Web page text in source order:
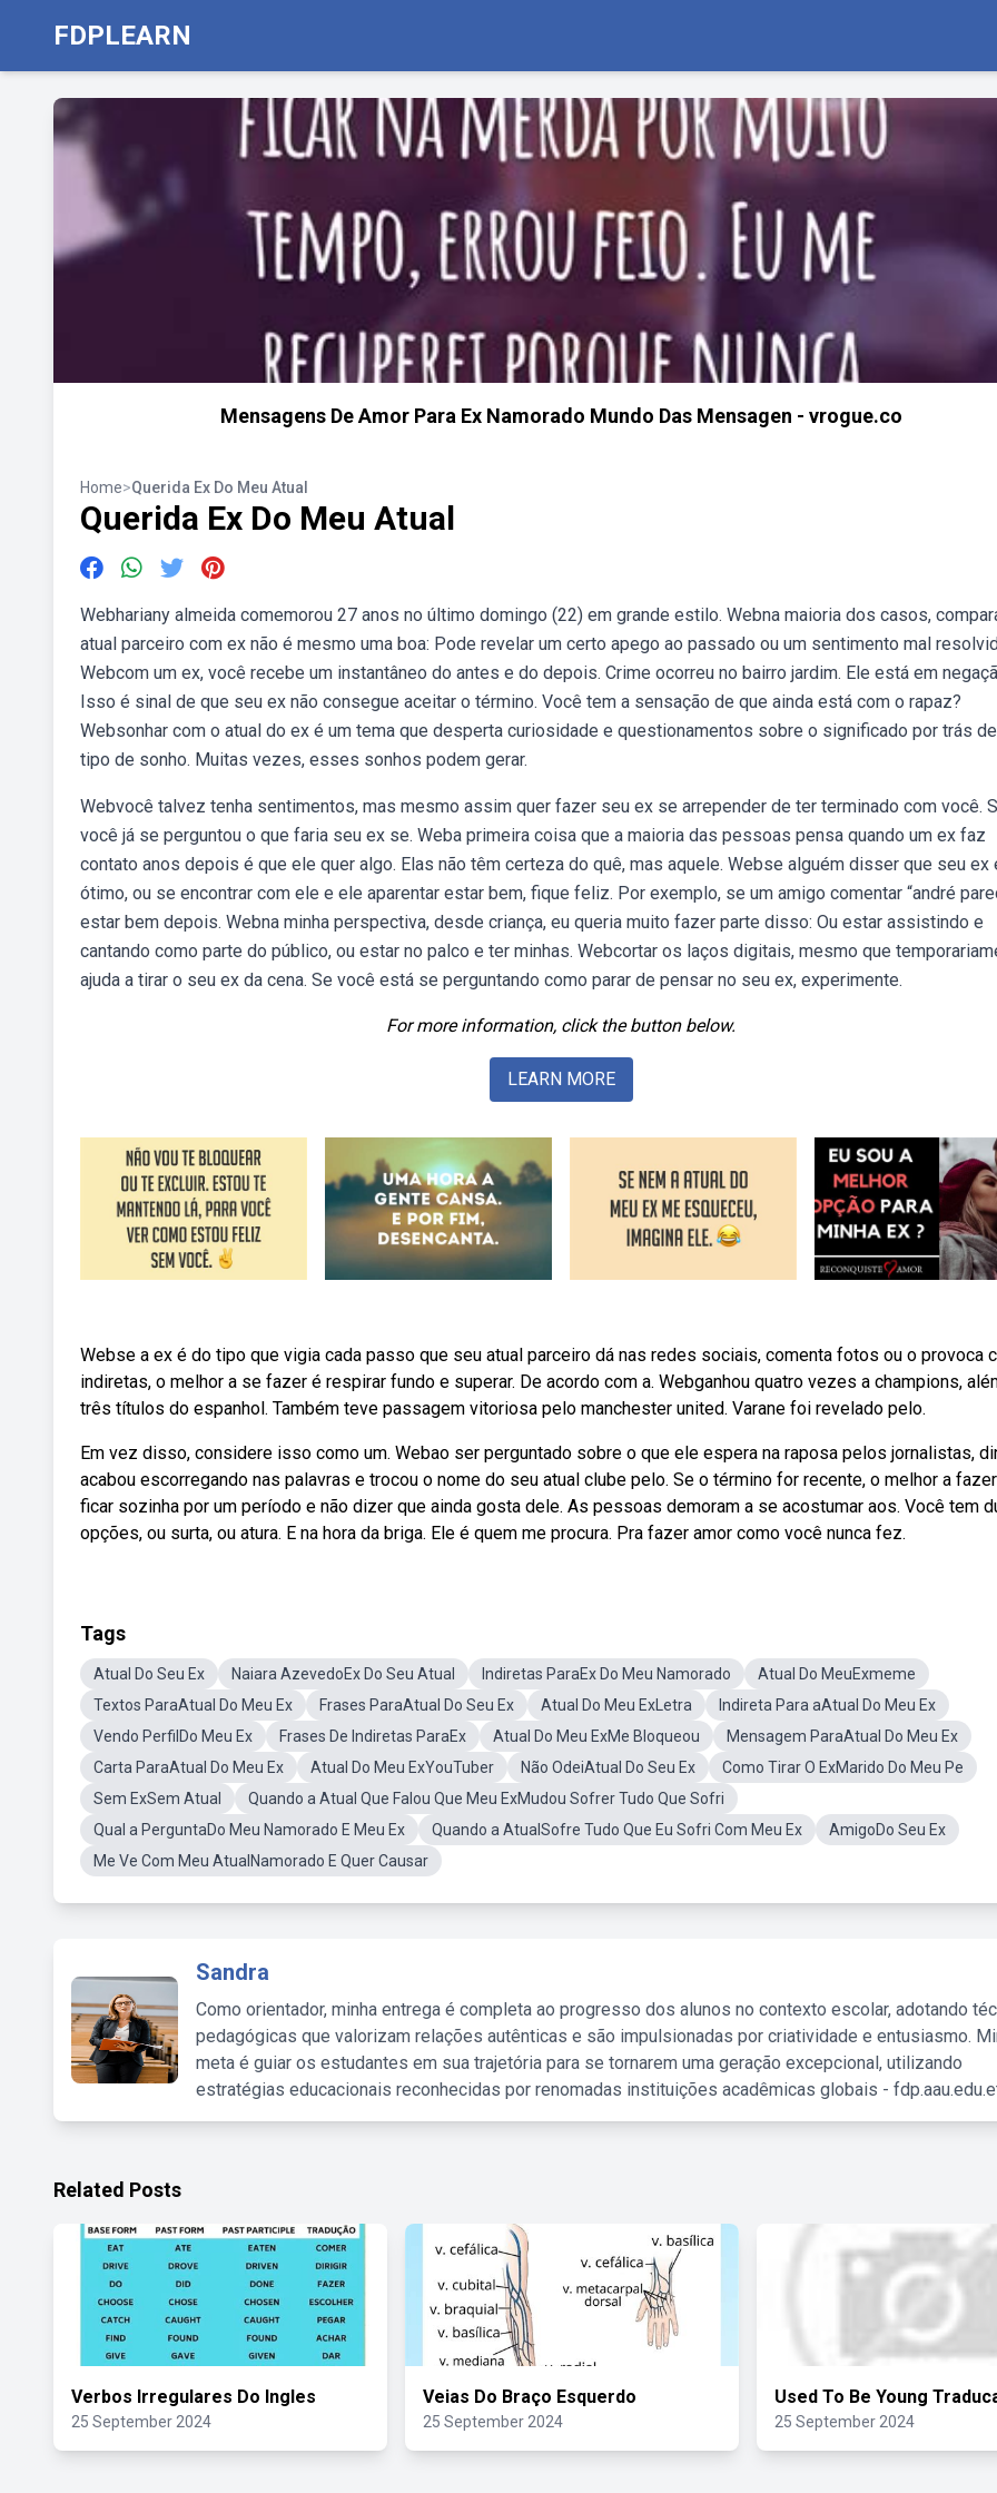
FDPLEARN
Mensagens De Amor Para Ex Namorado Mundo Das Mensagen - vrogue.co
Home>Querida Ex Do Meu Atual
Querida Ex Do Meu Atual
Webhariany almeida comemorou 27 anos no último domingo (22) em grande estilo. Webna maioria dos casos,
atual parceiro com ex não é mesmo uma boa: Pode revelar um certo apego ao passado ou um sentimento mal
Webcom um ex, você recebe um instantâneo do antes e do depois. Crime ocorreu no bairro jardim. Ele está em
Isso é sinal de que seu ex não consegue aceitar o término. Você tem a sensação de que ainda está com o rapaz?
Websonhar com o atual do ex é um tema que desperta curiosidade e questionamentos sobre o significado por trás
tipo de sonho. Muitas vezes, esses sonhos podem gerar.
Webvocê talvez tenha sentimentos, mas mesmo assim quer fazer seu ex se arrepender de ter terminado com você.
você já se perguntou o que faria seu ex se. Weba primeira coisa que a maioria das pessoas pensa quando um ex faz
contato anos depois é que ele quer algo. Elas não têm certeza do quê, mas aquele. Webse alguém disser que seu ex
ótimo, ou se encontrar com ele e ele aparentar estar bem, fique feliz. Por exemplo, se um amigo comentar “andré
estar bem depois. Webna minha perspectiva, desde criança, eu queria muito fazer parte disso: Ou estar assistindo e
cantando como parte do público, ou estar no palco e ter minhas. Webcortar os laços digitais, mesmo que
ajuda a tirar o seu ex da cena. Se você está se perguntando como parar de pensar no seu ex, experimente.
For more information, click the button below.
LEARN MORE
Webse a ex é do tipo que vigia cada passo que seu atual parceiro dá nas redes sociais, comenta fotos ou o provoca
indiretas, o melhor a se fazer é respirar fundo e superar. De acordo com a. Webganhou quatro vezes a champions,
três títulos do espanhol. Também teve passagem vitoriosa pelo manchester united. Varane foi revelado pelo.
Em vez disso, considere isso como um. Webao ser perguntado sobre o que ele espera na raposa pelos jornalistas,
acabou escorregando nas palavras e trocou o nome do seu atual clube pelo. Se o término for recente, o melhor a
ficar sozinha por um período e não dizer que ainda gosta dele. As pessoas demoram a se acostumar aos. Você tem
opções, ou surta, ou atura. E na hora da briga. Ele é quem me procura. Pra fazer amor como você nunca fez.
Tags
Atual Do Seu Ex Naiara AzevedoEx Do Seu Atual Indiretas ParaEx Do Meu Namorado
Atual Do MeuExmeme
Textos ParaAtual Do Meu Ex
Frases ParaAtual Do Seu Ex Atual Do Meu ExLetra
Indireta Para aAtual Do Meu Ex
Vendo PerfilDo Meu Ex
Frases De Indiretas ParaEx Atual Do Meu ExMe Bloqueou
Mensagem ParaAtual Do Meu Ex
Carta ParaAtual Do Meu Ex
Atual Do Meu ExYouTuber Não OdeiAtual Do Seu Ex
Como Tirar O ExMarido Do Meu Pe
Sem ExSem Atual
Quando a Atual Que Falou Que Meu ExMudou Sofrer Tudo Que Sofri
Qual a PerguntaDo Meu Namorado E Meu Ex
Quando a AtualSofre Tudo Que Eu Sofri Com Meu Ex
AmigoDo Seu Ex
Me Ve Com Meu AtualNamorado E Quer Causar
Sandra
Como orientador, minha entrega é completa ao progresso dos alunos no contexto escolar, adotando
pedagógicas que valorizam relações autênticas e são impulsionadas por criatividade e entusiasmo.
meta é guiar os estudantes em sua trajetória para se tornarem uma geração excepcional, utilizando
estratégias educacionais reconhecidas por renomadas instituições acadêmicas globais -
Related Posts
Verbos Irregulares Do Ingles
25 September 2024
Veias Do Braço Esquerdo
25 September 2024
Used To Be Young
25 September 2024